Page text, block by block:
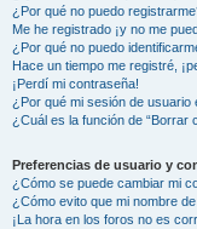
¿Por qué no puedo
Me he registrado ¡y no me
¿Por qué no puedo
Hace un tiempo me registré,
¡Perdí mi contraseña!
¿Por qué mi sesión de usuario
¿Cuál es la función de “Borrar
Preferencias de usuario y
¿Cómo se puede cambiar mi
¿Cómo evito que mi nombre
¡La hora en los foros no es